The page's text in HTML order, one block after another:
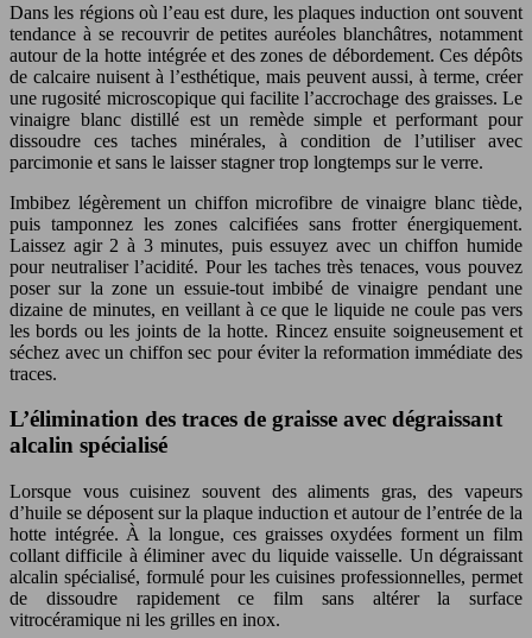
Dans les régions où l’eau est dure, les plaques induction ont souvent
tendance à se recouvrir de petites auréoles blanchâtres, notamment
autour de la hotte intégrée et des zones de débordement. Ces dépôts
de calcaire nuisent à l’esthétique, mais peuvent aussi, à terme, créer
une rugosité microscopique qui facilite l’accrochage des graisses. Le
vinaigre blanc distillé est un remède simple et performant pour
dissoudre ces taches minérales, à condition de l’utiliser avec
parcimonie et sans le laisser stagner trop longtemps sur le verre.
Imbibez légèrement un chiffon microfibre de vinaigre blanc tiède,
puis tamponnez les zones calcifiées sans frotter énergiquement.
Laissez agir 2 à 3 minutes, puis essuyez avec un chiffon humide
pour neutraliser l’acidité. Pour les taches très tenaces, vous pouvez
poser sur la zone un essuie-tout imbibé de vinaigre pendant une
dizaine de minutes, en veillant à ce que le liquide ne coule pas vers
les bords ou les joints de la hotte. Rincez ensuite soigneusement et
séchez avec un chiffon sec pour éviter la reformation immédiate des
traces.
L’élimination des traces de graisse avec dégraissant
alcalin spécialisé
Lorsque vous cuisinez souvent des aliments gras, des vapeurs
d’huile se déposent sur la plaque induction et autour de l’entrée de la
hotte intégrée. À la longue, ces graisses oxydées forment un film
collant difficile à éliminer avec du liquide vaisselle. Un dégraissant
alcalin spécialisé, formulé pour les cuisines professionnelles, permet
de dissoudre rapidement ce film sans altérer la surface
vitrocéramique ni les grilles en inox.